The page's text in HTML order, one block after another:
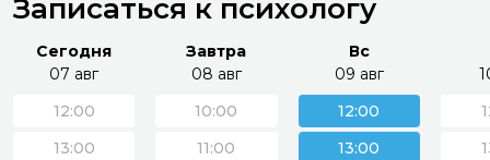
Записаться к психологу
Сегодня
07 авг
12:00
13:00
Завтра
08 авг
10:00
11:00
Вс
09 авг
12:00
13:00